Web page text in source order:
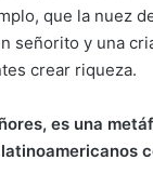
que la nuez
señorito y una
crear riqueza.
es una